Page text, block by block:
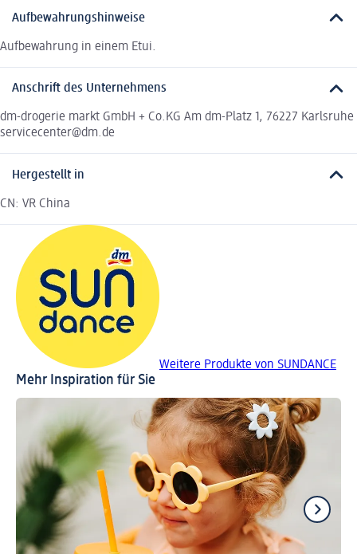
Aufbewahrungshinweise
Aufbewahrung in einem Etui.
Anschrift des Unternehmens
dm-drogerie markt GmbH + Co.KG Am dm-Platz 1, 76227 Karlsruhe
servicecenter@dm.de
Hergestellt in
CN: VR China
Weitere Produkte von SUNDANCE
Mehr Inspiration für Sie